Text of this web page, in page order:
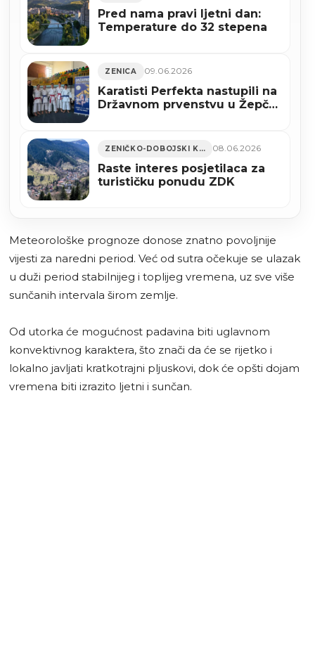
Pred nama pravi ljetni dan:
Temperature do 32 stepena
ZENICA 09.06.2026
Karatisti Perfekta nastupili na
Državnom prvenstvu u Žepču,
ZENIČKO-DOBOJSKI KANTON 08.06.2026
Raste interes posjetilaca za
turističku ponudu ZDK
Meteorološke prognoze donose znatno povoljnije
vijesti za naredni period. Već od sutra očekuje se ulazak
u duži period stabilnijeg i toplijeg vremena, uz sve više
sunčanih intervala širom zemlje.
Od utorka će mogućnost padavina biti uglavnom
konvektivnog karaktera, što znači da će se rijetko i
lokalno javljati kratkotrajni pljuskovi, dok će opšti dojam
vremena biti izrazito ljetni i sunčan.